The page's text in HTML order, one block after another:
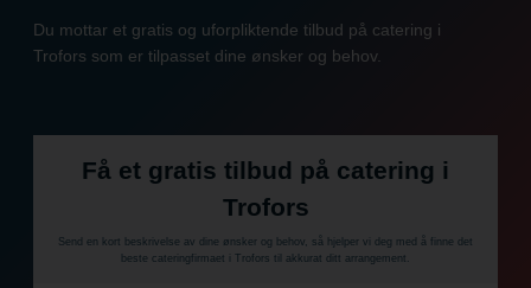
Du mottar et gratis og uforpliktende tilbud på catering i
Trofors som er tilpasset dine ønsker og behov.
Få et gratis tilbud på catering i
Trofors
Send en kort beskrivelse av dine ønsker og behov, så hjelper vi deg med å finne det
beste cateringfirmaet i Trofors til akkurat ditt arrangement.